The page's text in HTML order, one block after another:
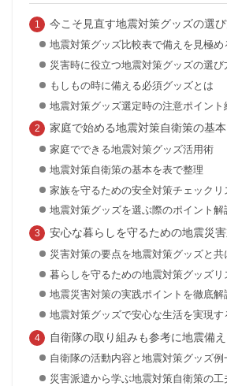
今こそ見直す地震対策グッズの選
地震対策グッズ比較表で備えを見極め
災害時に役立つ地震対策グッズの選び
もしもの時に備える必須グッズとは
地震対策グッズ選定時の注意ポイント
家庭で始める地震対策自衛策の基
家庭でできる地震対策グッズ活用術
地震対策自衛策の基本を表で整理
家族を守るための安全対策チェックリ
地震対策グッズを選ぶ際のポイント解
安心な暮らしを守るための地震災
災害対策の要点を地震対策グッズと共
暮らしを守るための地震対策グッズリ
地震災害対策の実践ポイントを徹底解
地震対策グッズで安心な生活を実現す
自衛隊の取り組みも参考に地震備
自衛隊の活動内容と地震対策グッズ例
災害派遣から学ぶ地震対策自衛策の工